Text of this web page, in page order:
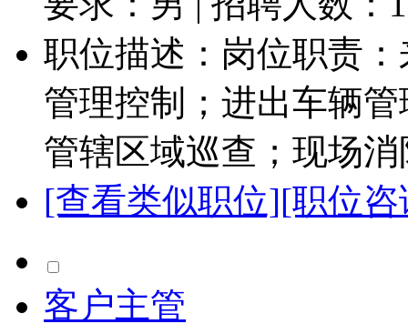
职位描述：岗位职责
管理控制；进出车辆
管辖区域巡查；现场
[查看类似职位][职位
客户主管